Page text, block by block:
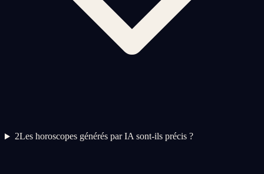
2Les horoscopes générés par IA sont-ils précis ?